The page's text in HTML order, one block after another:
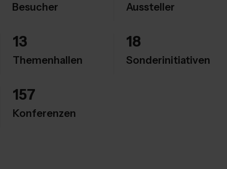
Besucher Aussteller
13
Themenhallen
18
Sonderinitiativen
157
Konferenzen